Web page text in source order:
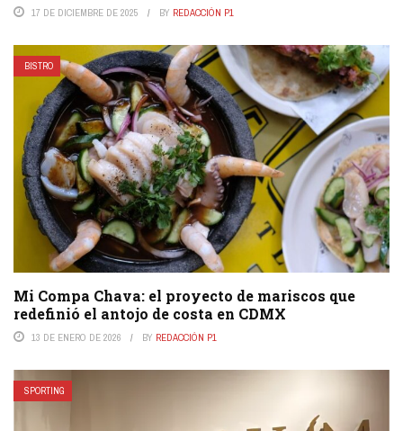
17 DE DICIEMBRE DE 2025 BY REDACCIÓN P1
BISTRO
Mi Compa Chava: el proyecto de mariscos que
redefinió el antojo de costa en CDMX
13 DE ENERO DE 2026 BY REDACCIÓN P1
SPORTING